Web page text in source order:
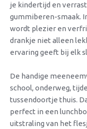
je kindertijd en
gummiberen-smaak.
wordt plezier en
drankje niet alleen
ervaring geeft bij elk
De handige
school, onderweg,
tussendoortje thuis.
perfect in een
uitstraling van het